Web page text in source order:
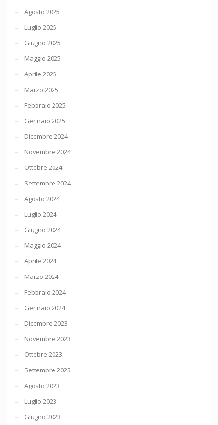
Agosto 2025
Luglio 2025
Giugno 2025
Maggio 2025
Aprile 2025
Marzo 2025
Febbraio 2025
Gennaio 2025
Dicembre 2024
Novembre 2024
Ottobre 2024
Settembre 2024
Agosto 2024
Luglio 2024
Giugno 2024
Maggio 2024
Aprile 2024
Marzo 2024
Febbraio 2024
Gennaio 2024
Dicembre 2023
Novembre 2023
Ottobre 2023
Settembre 2023
Agosto 2023
Luglio 2023
Giugno 2023